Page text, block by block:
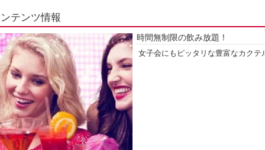
テンツ情報
時間無制限の飲み放題！
女子会にもピッタリな豊富なカクテ